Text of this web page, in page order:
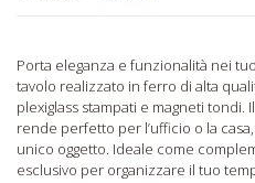
Porta eleganza e funzionalità nei
tavolo realizzato in ferro di alta
plexiglass stampati e magneti
rende perfetto per l’ufficio o la
unico oggetto. Ideale come
esclusivo per organizzare il tuo